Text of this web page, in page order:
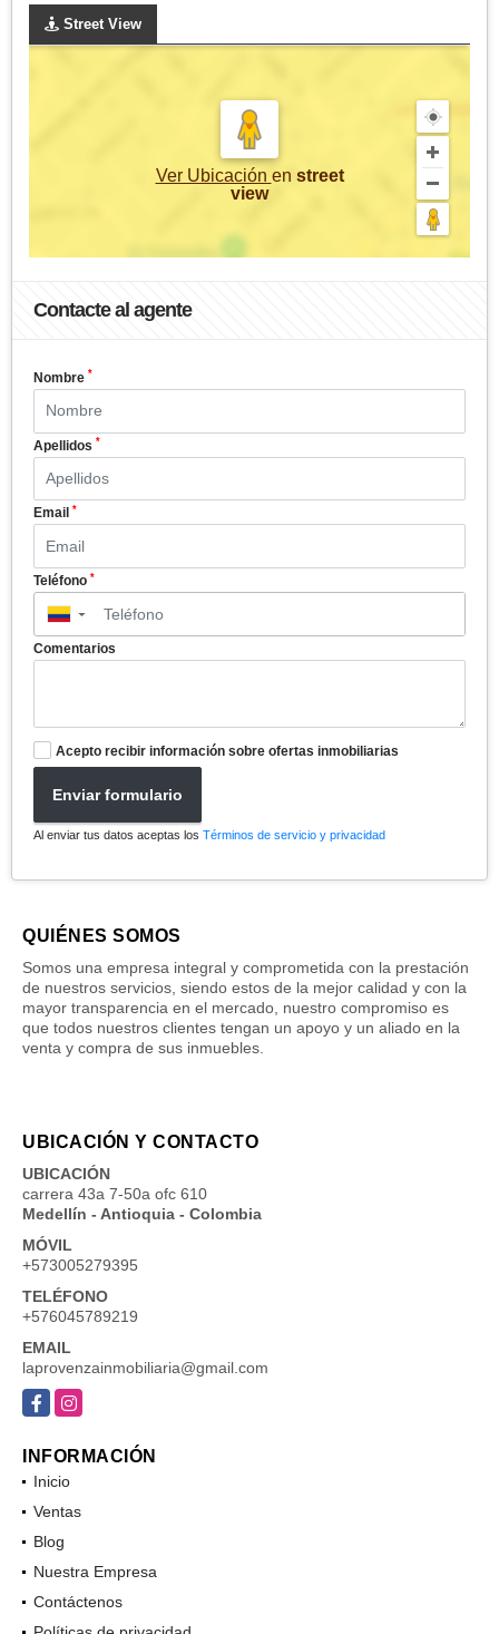
Street View
Ver Ubicación en street
view
Contacte al agente
Nombre *
Apellidos *
Email *
Teléfono *
▼
Comentarios
Acepto recibir información sobre ofertas inmobiliarias
Enviar formulario
Al enviar tus datos aceptas los Términos de servicio y privacidad
QUIÉNES SOMOS
Somos una empresa integral y comprometida con la prestación
de nuestros servicios, siendo estos de la mejor calidad y con la
mayor transparencia en el mercado, nuestro compromiso es
que todos nuestros clientes tengan un apoyo y un aliado en la
venta y compra de sus inmuebles.
UBICACIÓN Y CONTACTO
UBICACIÓN
carrera 43a 7-50a ofc 610
Medellín - Antioquia - Colombia
MÓVIL
+573005279395
TELÉFONO
+576045789219
EMAIL
laprovenzainmobiliaria@gmail.com
FacebookInstagram
INFORMACIÓN
Inicio
Ventas
Blog
Nuestra Empresa
Contáctenos